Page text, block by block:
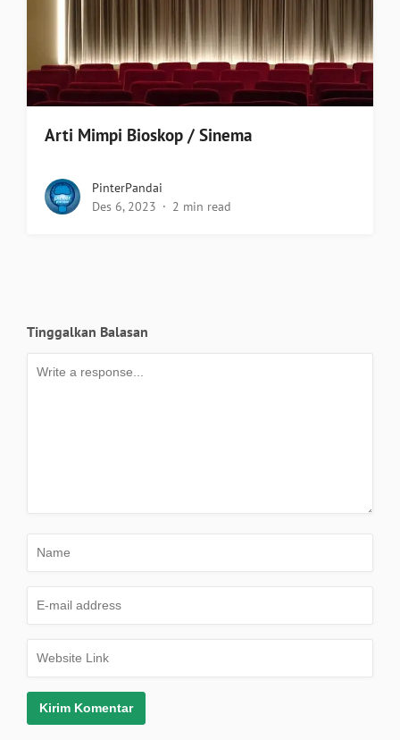
Arti Mimpi Bioskop / Sinema
PinterPandai
Des 6, 2023
2 min read
Tinggalkan Balasan